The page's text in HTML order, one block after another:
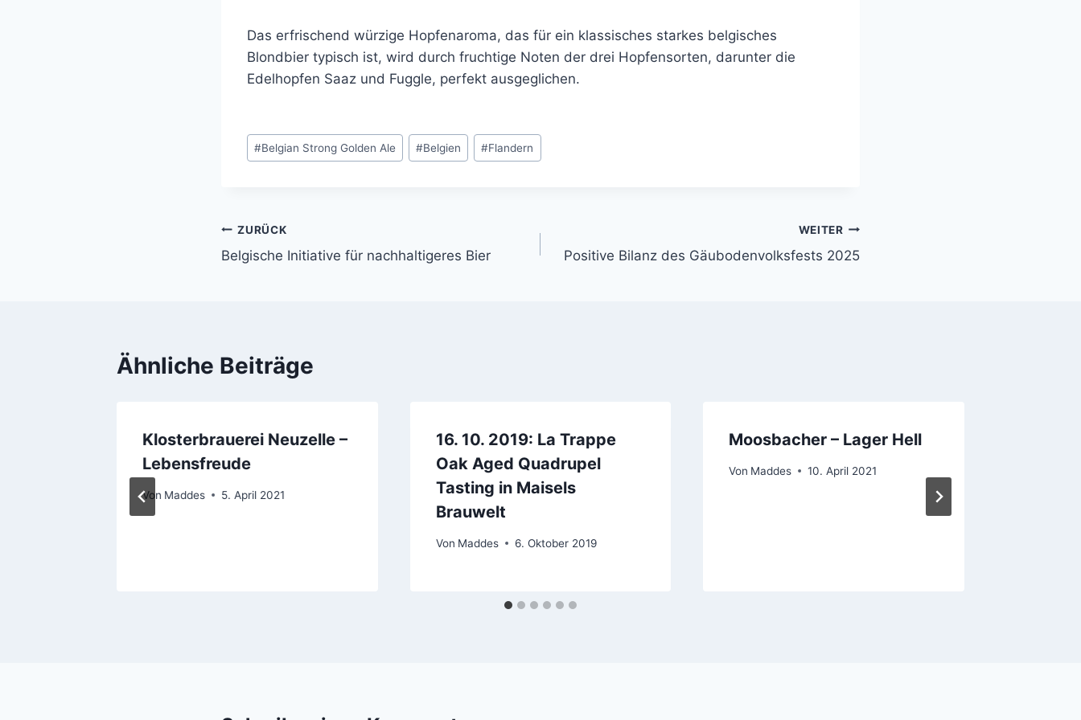
Das erfrischend würzige Hopfenaroma, das für ein klassisches starkes belgisches
Blondbier typisch ist, wird durch fruchtige Noten der drei Hopfensorten, darunter die
Edelhopfen Saaz und Fuggle, perfekt ausgeglichen.
Schlagworte:
#Belgian Strong Golden Ale #Belgien #Flandern
Beitragsnavigation
ZURÜCK
Belgische Initiative für nachhaltigeres Bier
WEITER
Positive Bilanz des Gäubodenvolksfests 2025
Ähnliche Beiträge
Klosterbrauerei Neuzelle –
Lebensfreude
Von Maddes 5. April 2021
16. 10. 2019: La Trappe
Oak Aged Quadrupel
Tasting in Maisels
Brauwelt
Von Maddes 6. Oktober 2019
Moosbacher – Lager Hell
Von Maddes 10. April 2021